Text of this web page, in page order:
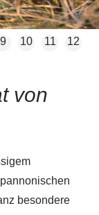
9 10 11 12
von
besondere